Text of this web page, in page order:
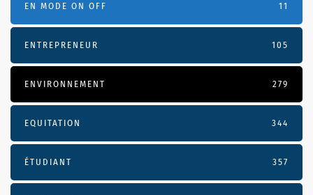
EN MODE ON OFF 11
ENTREPRENEUR 105
ENVIRONNEMENT 279
EQUITATION 344
ÉTUDIANT 357